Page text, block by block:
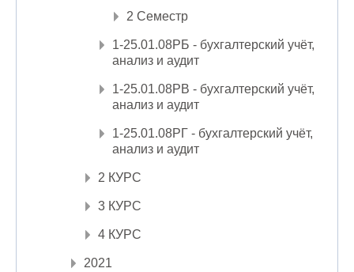
2 Семестр
1-25.01.08РБ - бухгалтерский учёт,
анализ и аудит
1-25.01.08РВ - бухгалтерский учёт,
анализ и аудит
1-25.01.08РГ - бухгалтерский учёт,
анализ и аудит
2 КУРС
3 КУРС
4 КУРС
2021